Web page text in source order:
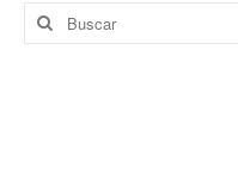
Buscar
por: